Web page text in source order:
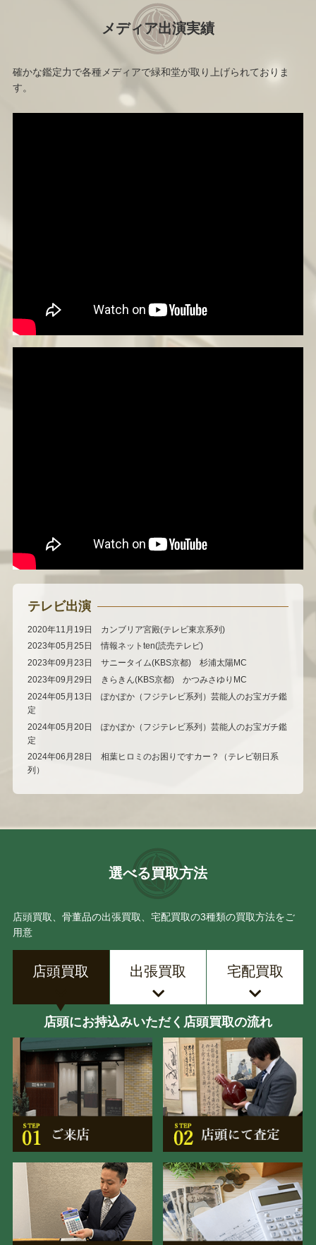
メディア出演実績
確かな鑑定力で各種メディアで緑和堂が取り上げられておりま
す。
テレビ出演
2020年11月19日 カンブリア宮殿(テレビ東京系列)
2023年05月25日 情報ネットten(読売テレビ)
2023年09月23日 サニータイム(KBS京都) 杉浦太陽MC
2023年09月29日 きらきん(KBS京都) かつみさゆりMC
2024年05月13日 ぽかぽか（フジテレビ系列）芸能人のお宝ガチ鑑
定
2024年05月20日 ぽかぽか（フジテレビ系列）芸能人のお宝ガチ鑑
定
2024年06月28日 相葉ヒロミのお困りですカー？（テレビ朝日系
列）
選べる買取方法
店頭買取、骨董品の出張買取、宅配買取の3種類の買取方法をご
用意
店頭買取 出張買取 宅配買取
店頭にお持込みいただく店頭買取の流れ